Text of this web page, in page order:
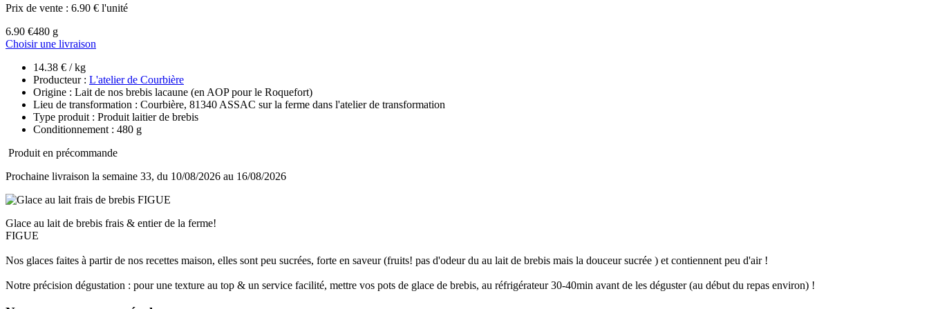
Prix de vente : 6.90 € l'unité
6.90 €480 g
Choisir une livraison
14.38 € / kg
Producteur : L'atelier de Courbière
Origine : Lait de nos brebis lacaune (en AOP pour le Roquefort)
Lieu de transformation : Courbière, 81340 ASSAC sur la ferme dans l'atelier de transformation
Type produit : Produit laitier de brebis
Conditionnement : 480 g
Produit en précommande
Prochaine livraison la semaine 33, du 10/08/2026 au 16/08/2026
Glace au lait de brebis frais & entier de la ferme!
FIGUE
Nos glaces faites à partir de nos recettes maison, elles sont peu sucrées, forte en saveur (fruits! pas d'odeur du au lait de brebis mais la douceur sucrée ) et contiennent peu d'air !
Notre précision dégustation : pour une texture au top & un service facilité, mettre vos pots de glace de brebis, au réfrigérateur 30-40min avant de les déguster (au début du repas environ) !